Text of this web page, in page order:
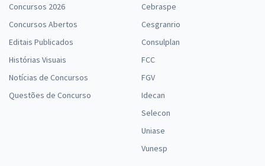
Concursos 2026
Concursos Abertos
Editais Publicados
Histórias Visuais
Notícias de Concursos
Questões de Concurso
Cebraspe
Cesgranrio
Consulplan
FCC
FGV
Idecan
Selecon
Uniase
Vunesp